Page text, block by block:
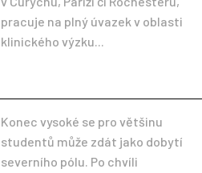
pracuje na plný úvazek v oblasti
klinického výzku...
Konec vysoké se pro většinu
studentů může zdát jako dobytí
severního pólu. Po chvíli